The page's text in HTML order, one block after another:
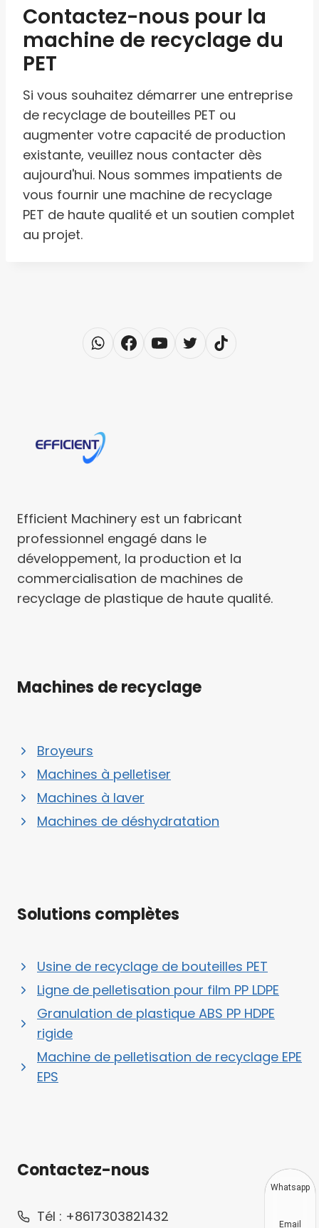
Contactez-nous pour la
machine de recyclage du
PET
Si vous souhaitez démarrer une entreprise
de recyclage de bouteilles PET ou
augmenter votre capacité de production
existante, veuillez nous contacter dès
aujourd'hui. Nous sommes impatients de
vous fournir une machine de recyclage
PET de haute qualité et un soutien complet
au projet.
Efficient Machinery est un fabricant
professionnel engagé dans le
développement, la production et la
commercialisation de machines de
recyclage de plastique de haute qualité.
Machines de recyclage
Broyeurs
Machines à pelletiser
Machines à laver
Machines de déshydratation
Solutions complètes
Usine de recyclage de bouteilles PET
Ligne de pelletisation pour film PP LDPE
Granulation de plastique ABS PP HDPE
rigide
Machine de pelletisation de recyclage EPE
EPS
Contactez-nous
Tél : +8617303821432
Whatsapp
Email